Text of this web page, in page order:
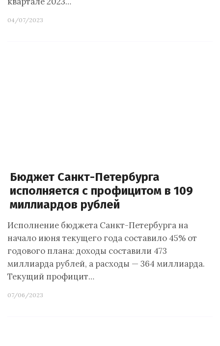
04/07/2023
Бюджет Санкт-Петербурга
исполняется с профицитом в 109
миллиардов рублей
Исполнение бюджета Санкт-Петербурга на
начало июня текущего года составило 45% от
годового плана: доходы составили 473
миллиарда рублей, а расходы — 364 миллиарда.
Текущий профицит…
07/06/2023